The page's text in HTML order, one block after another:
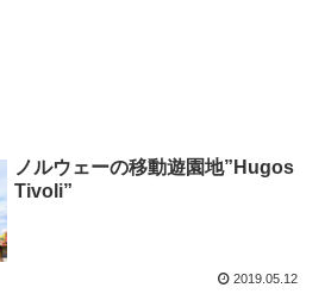
ノルウェーの移動遊園地”Hugos
Tivoli”
2019.05.12